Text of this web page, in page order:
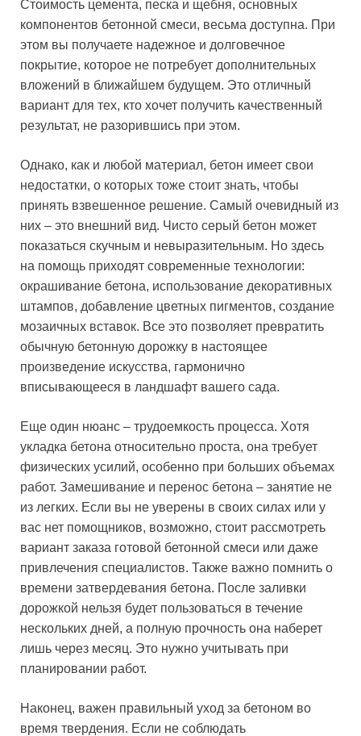
Стоимость цемента, песка и щебня, основных
компонентов бетонной смеси, весьма доступна. При
этом вы получаете надежное и долговечное
покрытие, которое не потребует дополнительных
вложений в ближайшем будущем. Это отличный
вариант для тех, кто хочет получить качественный
результат, не разорившись при этом.
Однако, как и любой материал, бетон имеет свои
недостатки, о которых тоже стоит знать, чтобы
принять взвешенное решение. Самый очевидный из
них – это внешний вид. Чисто серый бетон может
показаться скучным и невыразительным. Но здесь
на помощь приходят современные технологии:
окрашивание бетона, использование декоративных
штампов, добавление цветных пигментов, создание
мозаичных вставок. Все это позволяет превратить
обычную бетонную дорожку в настоящее
произведение искусства, гармонично
вписывающееся в ландшафт вашего сада.
Еще один нюанс – трудоемкость процесса. Хотя
укладка бетона относительно проста, она требует
физических усилий, особенно при больших объемах
работ. Замешивание и перенос бетона – занятие не
из легких. Если вы не уверены в своих силах или у
вас нет помощников, возможно, стоит рассмотреть
вариант заказа готовой бетонной смеси или даже
привлечения специалистов. Также важно помнить о
времени затвердевания бетона. После заливки
дорожкой нельзя будет пользоваться в течение
нескольких дней, а полную прочность она наберет
лишь через месяц. Это нужно учитывать при
планировании работ.
Наконец, важен правильный уход за бетоном во
время твердения. Если не соблюдать